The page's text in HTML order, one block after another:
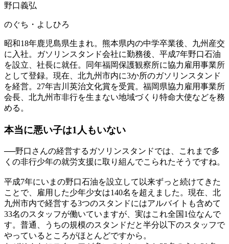
野口義弘
のぐち・よしひろ
昭和18年鹿児島県生まれ。熊本県内の中学卒業後、九州産交
に入社。ガソリンスタンド会社に勤務後、平成7年野口石油
を設立、社長に就任。同年福岡保護観察所に協力雇用事業所
として登録。現在、北九州市内に3か所のガソリンスタンド
を経営。27年吉川英治文化賞を受賞。福岡県協力雇用事業所
会長、北九州市非行を生まない地域づくり特命大使などを務
める。
本当に悪い子は1人もいない
──野口さんの経営するガソリンスタンドでは、これまで多
くの非行少年の就労支援に取り組んでこられたそうですね。
平成7年にいまの野口石油を設立して以来ずっと続けてきた
ことで、雇用した少年少女は140名を超えました。現在、北
九州市内で経営する3つのスタンドにはアルバイトも含めて
33名のスタッフが働いていますが、実はこれ全国1位なんで
す。普通、うちの規模のスタンドだと半分以下のスタッフで
やっているところがほとんどですから。